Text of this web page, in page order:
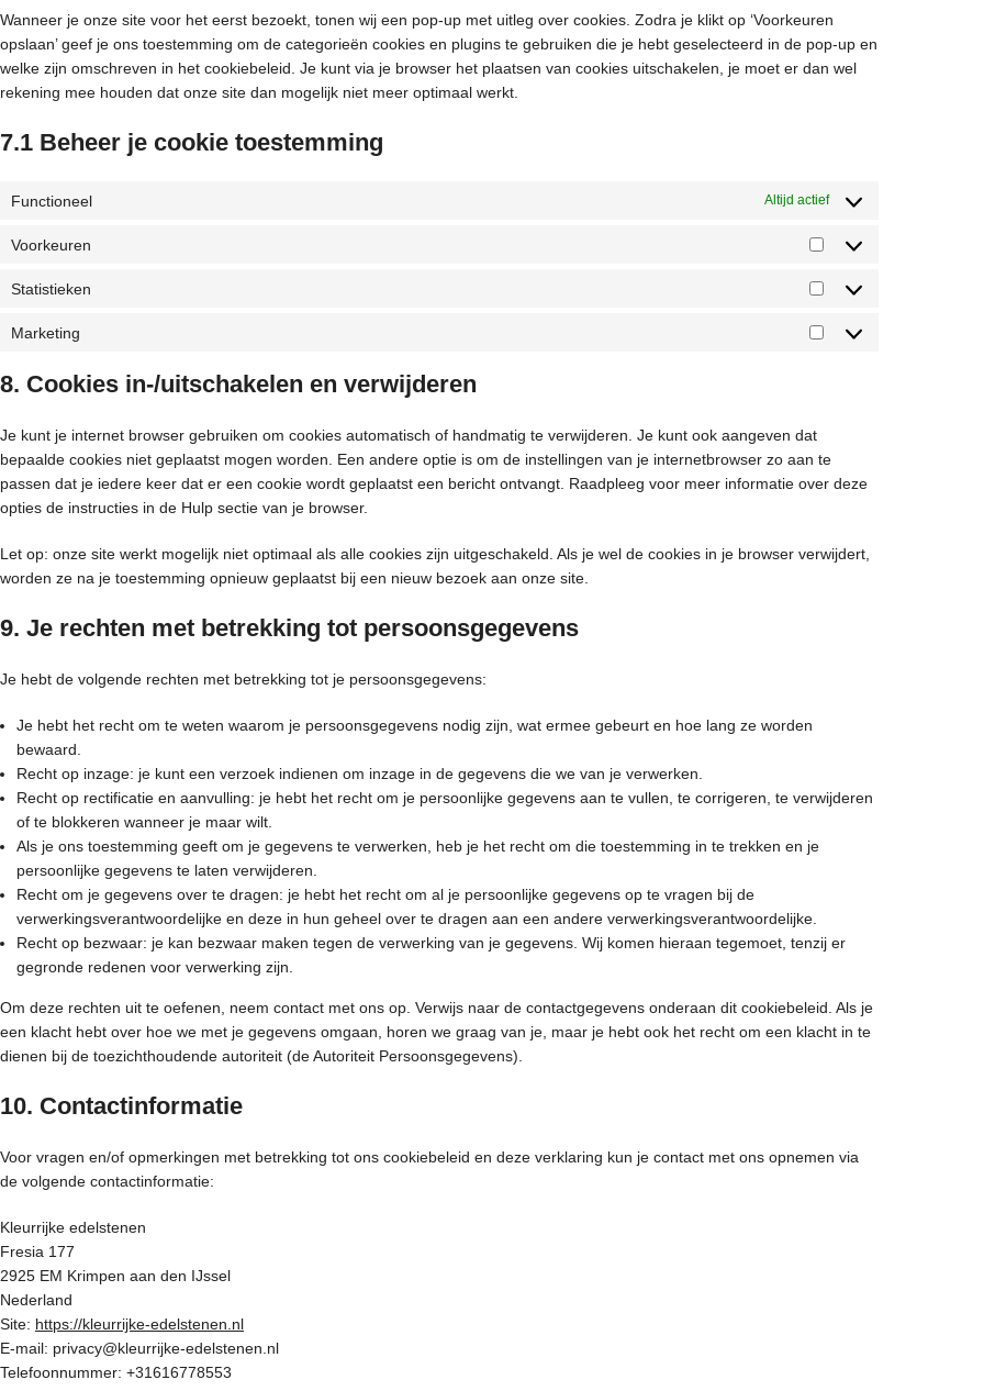
Wanneer je onze site voor het eerst bezoekt, tonen wij een pop-up met uitleg over cookies. Zodra je klikt op ‘Voorkeuren
opslaan’ geef je ons toestemming om de categorieën cookies en plugins te gebruiken die je hebt geselecteerd in de pop-up en
welke zijn omschreven in het cookiebeleid. Je kunt via je browser het plaatsen van cookies uitschakelen, je moet er dan wel
rekening mee houden dat onze site dan mogelijk niet meer optimaal werkt.
7.1 Beheer je cookie toestemming
Functioneel Altijd actief
Voorkeuren
Statistieken
Marketing
8. Cookies in-/uitschakelen en verwijderen
Je kunt je internet browser gebruiken om cookies automatisch of handmatig te verwijderen. Je kunt ook aangeven dat
bepaalde cookies niet geplaatst mogen worden. Een andere optie is om de instellingen van je internetbrowser zo aan te
passen dat je iedere keer dat er een cookie wordt geplaatst een bericht ontvangt. Raadpleeg voor meer informatie over deze
opties de instructies in de Hulp sectie van je browser.
Let op: onze site werkt mogelijk niet optimaal als alle cookies zijn uitgeschakeld. Als je wel de cookies in je browser verwijdert,
worden ze na je toestemming opnieuw geplaatst bij een nieuw bezoek aan onze site.
9. Je rechten met betrekking tot persoonsgegevens
Je hebt de volgende rechten met betrekking tot je persoonsgegevens:
Je hebt het recht om te weten waarom je persoonsgegevens nodig zijn, wat ermee gebeurt en hoe lang ze worden
bewaard.
Recht op inzage: je kunt een verzoek indienen om inzage in de gegevens die we van je verwerken.
Recht op rectificatie en aanvulling: je hebt het recht om je persoonlijke gegevens aan te vullen, te corrigeren, te verwijderen
of te blokkeren wanneer je maar wilt.
Als je ons toestemming geeft om je gegevens te verwerken, heb je het recht om die toestemming in te trekken en je
persoonlijke gegevens te laten verwijderen.
Recht om je gegevens over te dragen: je hebt het recht om al je persoonlijke gegevens op te vragen bij de
verwerkingsverantwoordelijke en deze in hun geheel over te dragen aan een andere verwerkingsverantwoordelijke.
Recht op bezwaar: je kan bezwaar maken tegen de verwerking van je gegevens. Wij komen hieraan tegemoet, tenzij er
gegronde redenen voor verwerking zijn.
Om deze rechten uit te oefenen, neem contact met ons op. Verwijs naar de contactgegevens onderaan dit cookiebeleid. Als je
een klacht hebt over hoe we met je gegevens omgaan, horen we graag van je, maar je hebt ook het recht om een klacht in te
dienen bij de toezichthoudende autoriteit (de Autoriteit Persoonsgegevens).
10. Contactinformatie
Voor vragen en/of opmerkingen met betrekking tot ons cookiebeleid en deze verklaring kun je contact met ons opnemen via
de volgende contactinformatie:
Kleurrijke edelstenen
Fresia 177
2925 EM Krimpen aan den IJssel
Nederland
Site: https://kleurrijke-edelstenen.nl
E-mail: privacy@kleurrijke-edelstenen.nl
Telefoonnummer: +31616778553